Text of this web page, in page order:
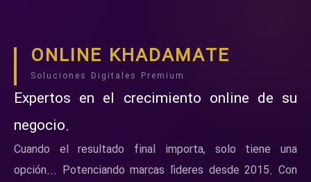
ONLINE KHADAMATE
Soluciones Digitales Premium
Expertos en el crecimiento online de su
negocio.
Cuando el resultado final importa, solo tiene una
opción... Potenciando marcas líderes desde 2015. Con